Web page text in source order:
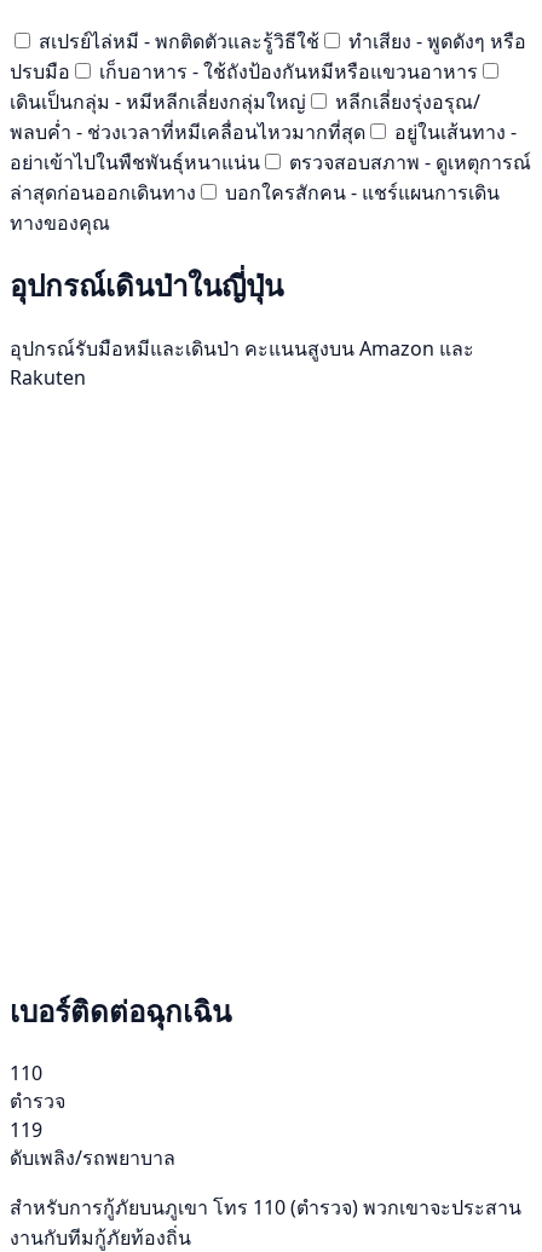
สเปรย์ไล่หมี - พกติดตัวและรู้วิธีใช้
ทำเสียง - พูดดังๆ หรือ
ปรบมือ
เก็บอาหาร - ใช้ถังป้องกันหมีหรือแขวนอาหาร
เดินเป็นกลุ่ม - หมีหลีกเลี่ยงกลุ่มใหญ่
หลีกเลี่ยงรุ่งอรุณ/
พลบค่ำ - ช่วงเวลาที่หมีเคลื่อนไหวมากที่สุด
อยู่ในเส้นทาง -
อย่าเข้าไปในพืชพันธุ์หนาแน่น
ตรวจสอบสภาพ - ดูเหตุการณ์
ล่าสุดก่อนออกเดินทาง
บอกใครสักคน - แชร์แผนการเดิน
ทางของคุณ
อุปกรณ์เดินป่าในญี่ปุ่น
อุปกรณ์รับมือหมีและเดินป่า คะแนนสูงบน Amazon และ
Rakuten
เบอร์ติดต่อฉุกเฉิน
110
ตำรวจ
119
ดับเพลิง/รถพยาบาล
สำหรับการกู้ภัยบนภูเขา โทร 110 (ตำรวจ) พวกเขาจะประสาน
งานกับทีมกู้ภัยท้องถิ่น